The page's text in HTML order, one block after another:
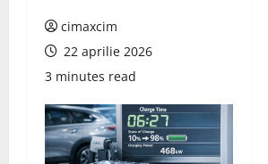
cimaxcim
22 aprilie 2026
3 minutes read